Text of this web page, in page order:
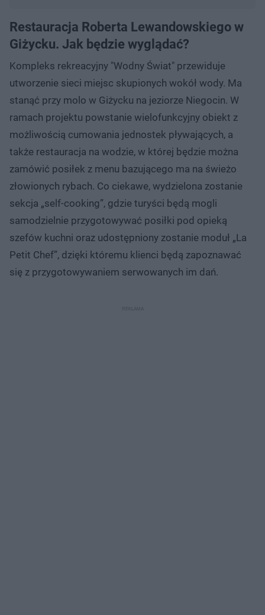
Restauracja Roberta Lewandowskiego w
Giżycku. Jak będzie wyglądać?
Kompleks rekreacyjny "Wodny Świat" przewiduje
utworzenie sieci miejsc skupionych wokół wody. Ma
stanąć przy molo w Giżycku na jeziorze Niegocin. W
ramach projektu powstanie wielofunkcyjny obiekt z
możliwością cumowania jednostek pływających, a
także restauracja na wodzie, w której będzie można
zamówić posiłek z menu bazującego ma na świeżo
złowionych rybach. Co ciekawe, wydzielona zostanie
sekcja „self-cooking”, gdzie turyści będą mogli
samodzielnie przygotowywać posiłki pod opieką
szefów kuchni oraz udostępniony zostanie moduł „La
Petit Chef”, dzięki któremu klienci będą zapoznawać
się z przygotowywaniem serwowanych im dań.